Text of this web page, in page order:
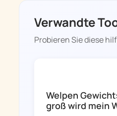
Verwandte
Probieren Sie diese
Welpen
groß wird mein